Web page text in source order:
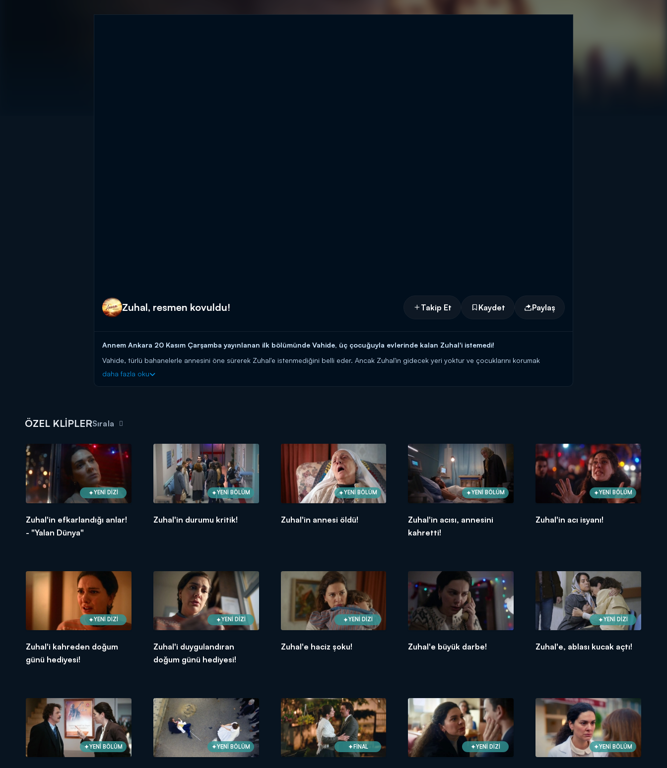
Zuhal, resmen kovuldu! Takip Et Kaydet Paylaş
Annem Ankara 20 Kasım Çarşamba yayınlanan ilk bölümünde Vahide, üç çocuğuyla evlerinde kalan Zuhal'i istemedi!
Vahide, türlü bahanelerle annesini öne sürerek Zuhal'e istenmediğini belli eder. Ancak Zuhal'in gidecek yeri yoktur ve çocuklarını korumak
zorundadır. Abla kardeş adeta iki yabancı gibidir.
daha fazla oku
ÖZEL KLİPLERSırala
YENİ DİZİ
Zuhal'in efkarlandığı anlar!
- "Yalan Dünya"
YENİ BÖLÜM
Zuhal'in durumu kritik!
YENİ BÖLÜM
Zuhal'in annesi öldü!
YENİ BÖLÜM
Zuhal'in acısı, annesini
kahretti!
YENİ BÖLÜM
Zuhal'in acı isyanı!
YENİ DİZİ
Zuhal'i kahreden doğum
günü hediyesi!
YENİ DİZİ
Zuhal'i duygulandıran
doğum günü hediyesi!
YENİ DİZİ
Zuhal'e haciz şoku! Zuhal'e büyük darbe!
YENİ DİZİ
Zuhal'e, ablası kucak açtı!
YENİ BÖLÜM YENİ BÖLÜM FİNAL YENİ DİZİ YENİ BÖLÜM